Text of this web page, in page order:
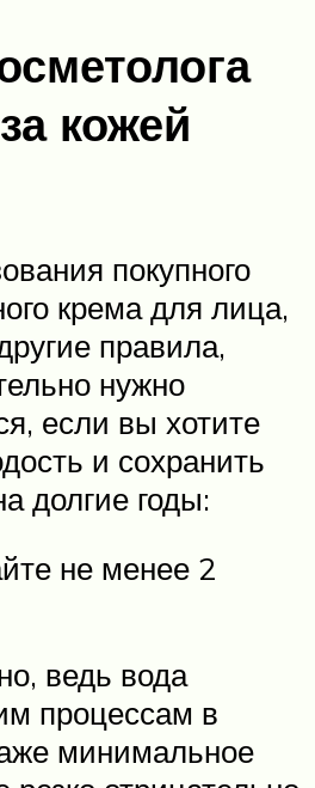
кожей
покупного
крема для лица,
правила,
нужно
если вы хотите
и сохранить
долгие годы:
не менее 2
ведь вода
процессам в
минимальное